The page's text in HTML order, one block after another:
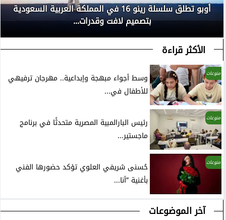
أوبو تطلق سلسلة رينو 16 في المملكة العربية السعودية
بتصميم لافت وقدرات...
الأكثر قراءة
منوعات
وسط أجواء مبهجة وإبداعية.. مهرجان ترفيهي
للأطفال في...
منوعات
رئيس البارالمبية المصرية متحدثًا في برنامج
ماجستير...
منوعات
حُسنى شريفي العلوي تؤكد حضورها الفني
بأغنية ”أنا...
آخر الموضوعات